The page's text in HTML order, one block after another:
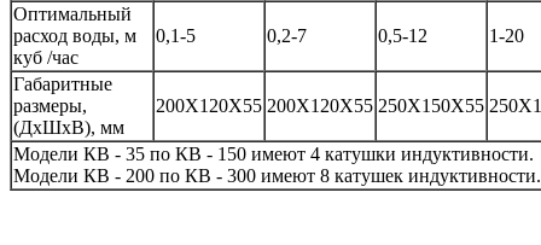
Оптимальный
расход воды, м
куб /час
0,1-5 0,2-7 0,5-12 1-20
Габаритные
размеры,
(ДхШхВ), мм
200Х120Х55 200Х120Х55 250Х150Х55
Модели КВ - 35 по КВ - 150 имеют 4 катушки индуктивности.
Модели КВ - 200 по КВ - 300 имеют 8 катушек индуктивности.